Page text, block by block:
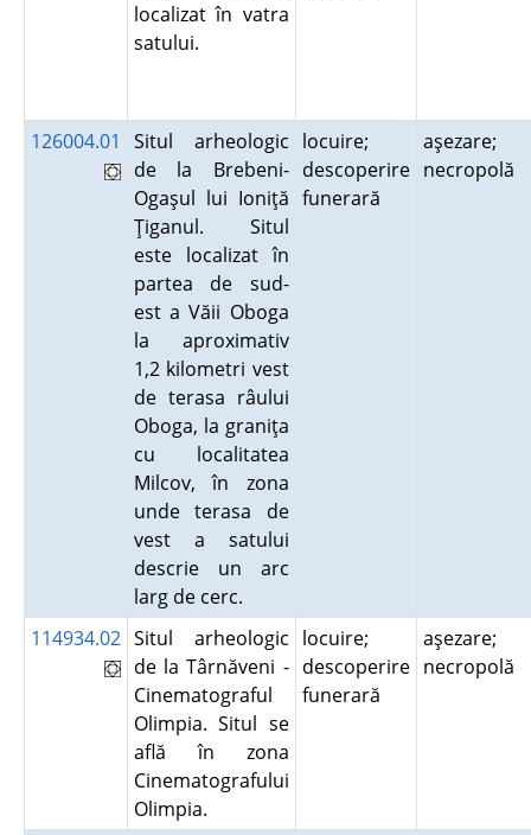
localizat în vatra
satului.
126004.01
Situl arheologic
de la Brebeni-
Ogaşul lui Ioniţă
Ţiganul. Situl
este localizat în
partea de sud-
est a Văii Oboga
la aproximativ
1,2 kilometri vest
de terasa râului
Oboga, la graniţa
cu localitatea
Milcov, în zona
unde terasa de
vest a satului
descrie un arc
larg de cerc.
locuire;
descoperire
funerară
aşezare;
necropolă
114934.02 Situl arheologic
de la Târnăveni -
Cinematograful
Olimpia. Situl se
află în zona
Cinematografului
Olimpia.
locuire;
descoperire
funerară
aşezare;
necropolă